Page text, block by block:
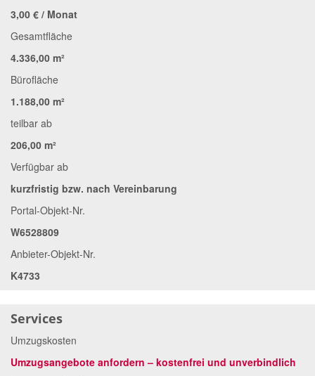
3,00 € / Monat
Gesamtfläche
4.336,00 m²
Bürofläche
1.188,00 m²
teilbar ab
206,00 m²
Verfügbar ab
kurzfristig bzw. nach Vereinbarung
Portal-Objekt-Nr.
W6528809
Anbieter-Objekt-Nr.
K4733
Services
Umzugskosten
Umzugsangebote anfordern – kostenfrei und unverbindlich